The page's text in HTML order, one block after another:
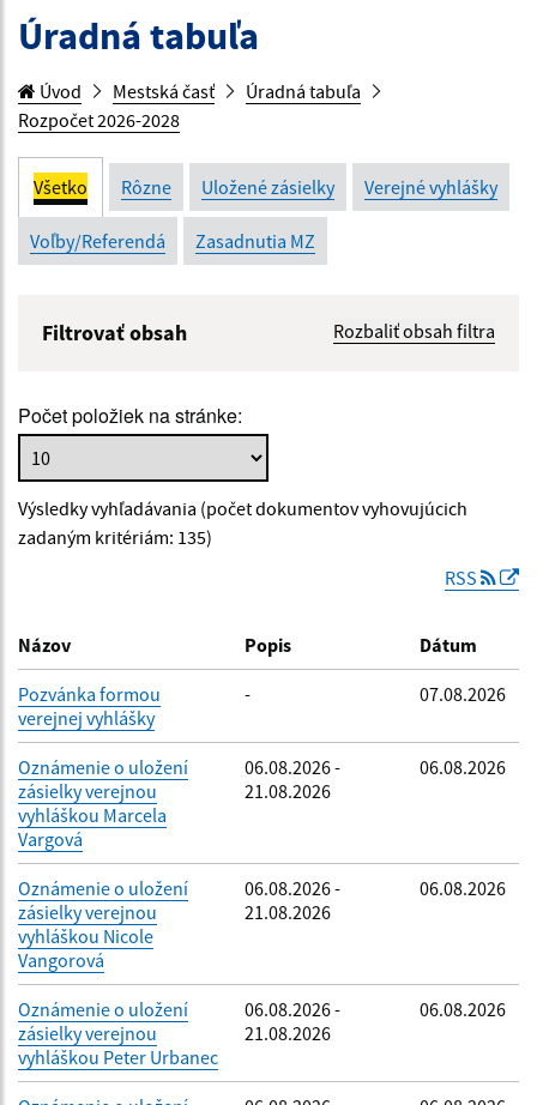
Úradná tabuľa
Úvod Mestská časť
Úradná tabuľa
Rozpočet 2026-2028
Všetko Rôzne Uložené zásielky Verejné vyhlášky
Voľby/Referendá Zasadnutia MZ
Filtrovať obsah Rozbaliť obsah filtra
Popis:
Dátum zverejnenia od:
Filtrovať
Počet položiek na stránke:
Výsledky vyhľadávania (počet dokumentov vyhovujúcich
zadaným kritériám: 135)
RSS
Názov Popis Dátum
Pozvánka formou
verejnej vyhlášky
- 07.08.2026
Oznámenie o uložení
zásielky verejnou
vyhláškou Marcela
Vargová
06.08.2026 -
21.08.2026
06.08.2026
Oznámenie o uložení
zásielky verejnou
vyhláškou Nicole
Vangorová
06.08.2026 -
21.08.2026
06.08.2026
Oznámenie o uložení
zásielky verejnou
vyhláškou Peter Urbanec
06.08.2026 -
21.08.2026
06.08.2026